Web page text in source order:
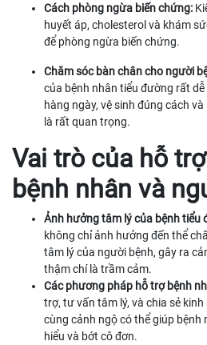
Cách phòng ngừa biến chứng:
huyết áp, cholesterol và khám
để phòng ngừa biến chứng.
Chăm sóc bàn chân cho người
của bệnh nhân tiểu đường rất
hàng ngày, vệ sinh đúng cách
là rất quan trọng.
Vai trò của hỗ
bệnh nhân và
Ảnh hưởng tâm lý của bệnh tiểu
không chỉ ảnh hưởng đến thể
tâm lý của người bệnh, gây ra
thậm chí là trầm cảm.
Các phương pháp hỗ trợ bệnh
trợ, tư vấn tâm lý, và chia sẻ
cùng cảnh ngộ có thể giúp
hiểu và bớt cô đơn.